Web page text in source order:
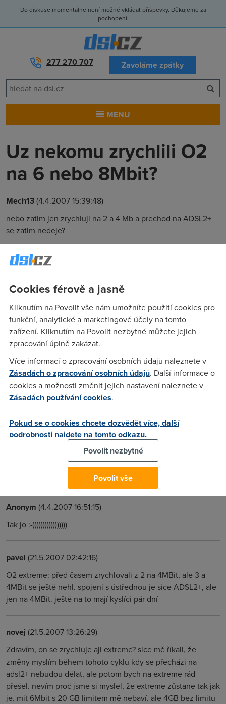
Do diskuse momentálně není možné vkládat příspěvky. Děkujeme za
pochopení.
277 270 707 Zavoláme zpátky
MENU
Uz nekomu zrychlili O2
na 6 nebo 8Mbit?
Mech13(4.4.2007 15:39:48)
nebo zatim jen zrychluji na 2 a 4 Mb a prechod na ADSL2+
se zatim nedeje?
Mech13(4.4.2007 15:40:35)
mam takovy strach ze extrem mi na 6Mbit zvednou az za
Anonym(4.4.2007 15:45:15)
mne nezrychlili extreme 2Mbps na 4.. Porad stejna rychlost
Anonym (4.4.2007 16:03:08)
A jaký to pro vás bude mít tak úžasný přínos, že na to tak
(4.4.2007 16:41:04)
min stravenyho casu u pocitace, rychleji stazen soubor, kraci
dobu provozu pocitace, usetreny proud...atp atp
Anonym (4.4.2007 16:51:15)
Tak jo :-)))))))))))))))))
pavel (21.5.2007 02:42:16)
O2 extreme: před časem zrychlovali z 2 na 4MBit, ale 3 a
4MBit se ještě nehl. spojení s ústřednou je sice ADSL2+, ale
jen na 4MBit. ještě na to mají kyslíci pár dní
novej (21.5.2007 13:26:29)
Zdravím, on se zrychluje aji extreme? sice mě říkali, že
změny myslím během tohoto cyklu kdy se přecházi na
adsl2+ nebudou dělat, ale potom bych na extreme rád
přešel. nevím proč jsme si myslel, že extreme zůstane tak jak
je. mít 6Mbit s 20 GB limitem mě nebaví. ale 4GB bez limitu
Cookies férově a jasně
Kliknutím na Povolit vše nám umožníte použití cookies pro
funkční, analytické a marketingové účely na tomto
zařízení. Kliknutím na Povolit nezbytné můžete jejich
zpracování úplně zakázat.
Více informací o zpracování osobních údajů naleznete v
Zásadách o zpracování osobních údajů. Další informace o
cookies a možnosti změnit jejich nastavení naleznete v
Zásadách používání cookies.
Pokud se o cookies chcete dozvědět více, další
podrobnosti najdete na tomto odkazu.
Povolit nezbytné
Povolit vše